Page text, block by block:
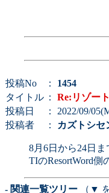
投稿No ： 1454
タイトル ： Re:リゾー
投稿日
： 2022/09/
投稿者
： カズトシセ
8月6日から24日
TIのResortWord側
- 関連一覧ツリー （▼